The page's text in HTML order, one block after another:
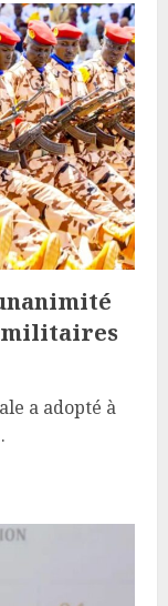
militaires
a adopté à